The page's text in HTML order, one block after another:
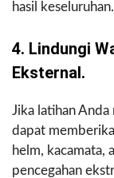
hasil keseluruhan.
4. Lindungi
Eksternal.
Jika latihan
dapat
helm, kacamata,
pencegahan